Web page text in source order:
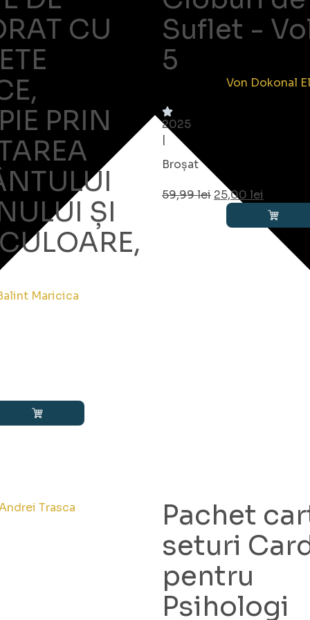
CU
PRIN
ȘI
Maricica
Suflet -
5
Von Dokonal
2025
|
Broșat
59,99lei 25,00 lei
Trasca
Pachet
seturi
pentru
Psihologi